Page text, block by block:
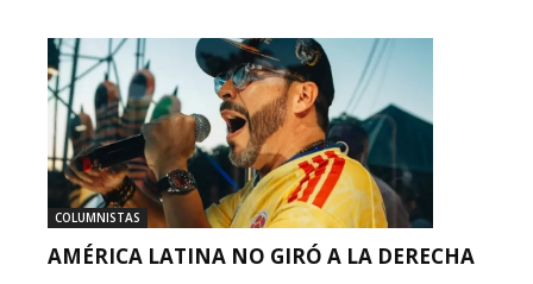
COLUMNISTAS
AMÉRICA LATINA NO GIRÓ A LA DERECHA